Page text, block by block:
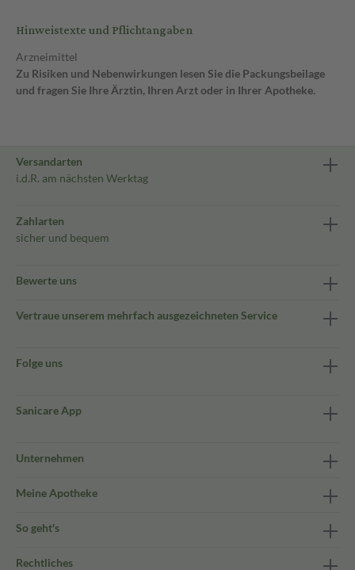
Hinweistexte und Pflichtangaben
Arzneimittel
Zu Risiken und Nebenwirkungen lesen Sie die Packungsbeilage
und fragen Sie Ihre Ärztin, Ihren Arzt oder in Ihrer Apotheke.
Versandarten
i.d.R. am nächsten Werktag
Zahlarten
sicher und bequem
Bewerte uns
Vertraue unserem mehrfach ausgezeichneten Service
Folge uns
Sanicare App
Unternehmen
Meine Apotheke
So geht's
Rechtliches